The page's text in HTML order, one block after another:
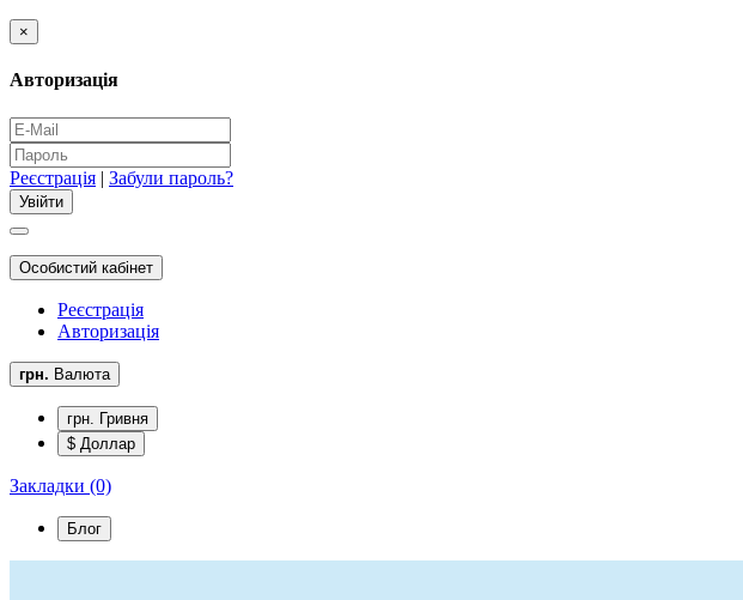
×
Авторизація
Реєстрація | Забули пароль?
Особистий кабінет
Реєстрація
Авторизація
грн. Валюта
грн. Гривня
$ Доллар
Закладки (0)
Блог